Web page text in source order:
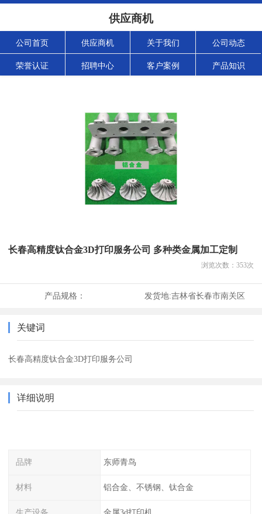
供应商机
公司首页 供应商机 关于我们 公司动态
荣誉认证 招聘中心 客户案例 产品知识
长春高精度钛合金3D打印服务公司 多种类金属加工定制
浏览次数： 353次
产品规格： 发货地:吉林省长春市南关区
关键词
长春高精度钛合金3D打印服务公司
详细说明
品牌 东师青鸟
材料 铝合金、不锈钢、钛合金
生产设备 金属3d打印机